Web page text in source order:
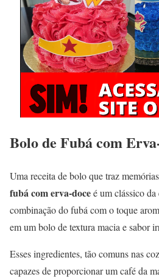
Bolo de Fubá com
Uma receita de bolo que traz
fubá com erva-doceé um clássico
combinação do fubá com o toque
em um bolo de textura macia e sabor
Esses ingredientes, tão comuns nas
capazes de proporcionar um café da